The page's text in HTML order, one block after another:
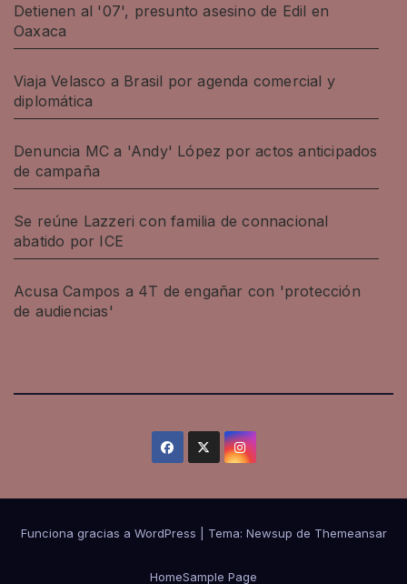
Detienen al '07', presunto asesino de Edil en
Oaxaca
Viaja Velasco a Brasil por agenda comercial y
diplomática
Denuncia MC a 'Andy' López por actos anticipados
de campaña
Se reúne Lazzeri con familia de connacional
abatido por ICE
Acusa Campos a 4T de engañar con 'protección
de audiencias'
Funciona gracias a WordPress Tema: Newsup de Themeansar
HomeSample Page